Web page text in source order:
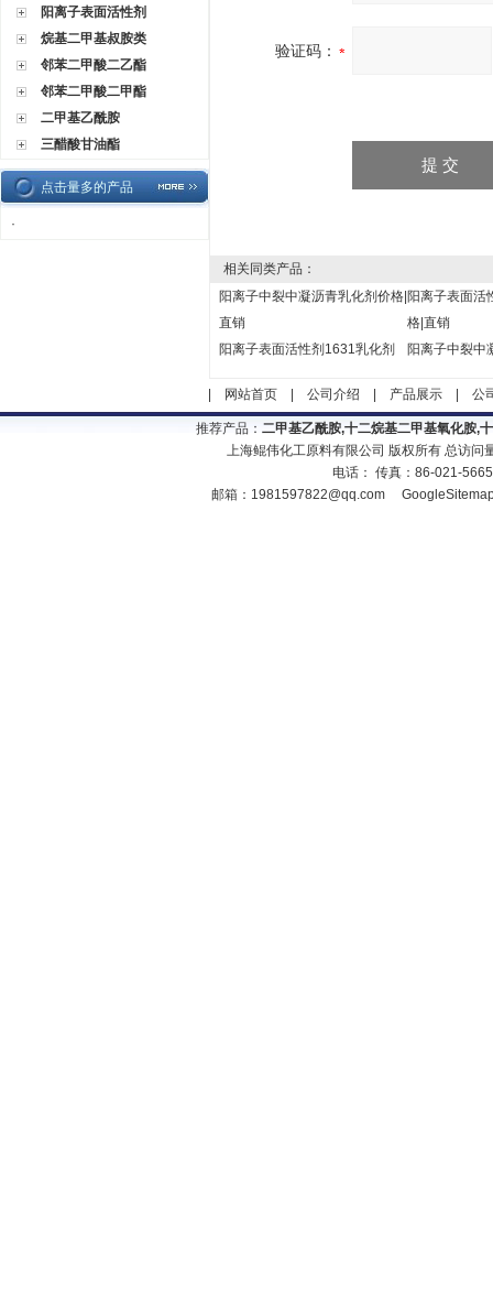
阳离子表面活性剂
烷基二甲基叔胺类
邻苯二甲酸二乙酯
邻苯二甲酸二甲酯
二甲基乙酰胺
三醋酸甘油酯
点击量多的产品
·
验证码：
相关同类产品：
阳离子中裂中凝沥青乳化剂价格|
直销
阳离子表面活
格|直销
阳离子表面活性剂1631乳化剂
阳离子中裂中
网站首页| 公司介绍 产品展示| 公
推荐产品： 二甲基乙酰胺,十二烷基二甲基氧化胺,
上海鲲伟化工原料有限公司 版权所有 总访问
电话： 传真：86-021-
邮箱： 1981597822@qq.com